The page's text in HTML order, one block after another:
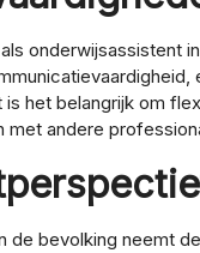
onderwijsassistent
is het belangrijk om
met andere
de bevolking neemt